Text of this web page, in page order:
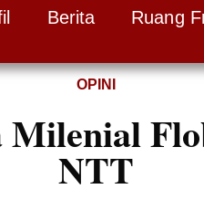
Berita Ruang
OPINI
Milenial
NTT